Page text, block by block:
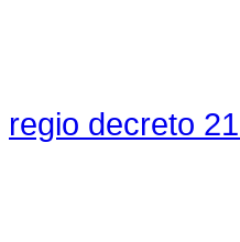
regio decreto